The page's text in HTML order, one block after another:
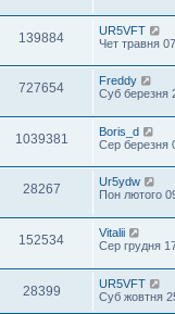
139884
UR5VFT
Чет травня
727654
Freddy
Суб березня
1039381
Boris_d
Сер березня
28267
Ur5ydw
Пон лютого
152534
Vitalii
Сер грудня
28399
UR5VFT
Суб жовтня